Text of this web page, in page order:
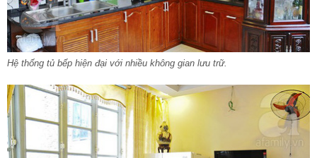
Hệ thống tủ bếp hiện đại với nhiều không gian lưu trữ.